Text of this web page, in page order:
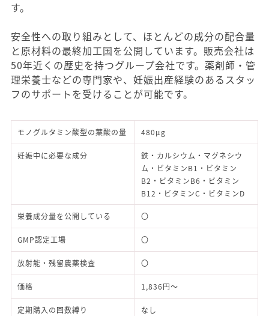
す。
安全性への取り組みとして、ほとんどの成分の配合量
と原材料の最終加工国を公開しています。販売会社は
50年近くの歴史を持つグループ会社です。薬剤師・管
理栄養士などの専門家や、妊娠出産経験のあるスタッ
フのサポートを受けることが可能です。
モノグルタミン酸型の葉酸の量 480μg
妊娠中に必要な成分
鉄・カルシウム・マグネシウ
ム・ビタミンB1・ビタミン
B2・ビタミンB6・ビタミン
B12・ビタミンC・ビタミンD
栄養成分量を公開している 〇
GMP認定工場 〇
放射能・残留農薬検査 〇
価格 1,836円～
定期購入の回数縛り なし